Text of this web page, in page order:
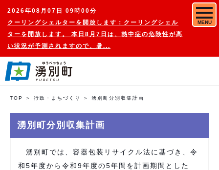
2026年08月07日 09時00分
クーリングシェルターを開放します：クーリングシェル
ターを開放します。 本日8月7日は、熱中症の危険性が高
い状況が予測されますので、暑...
MENU
TOP 行政・まちづくり 湧別町分別収集計画
湧別町分別収集計画
湧別町では、容器包装リサイクル法に基づき、令
和5年度から令和9年度の5年間を計画期間とした